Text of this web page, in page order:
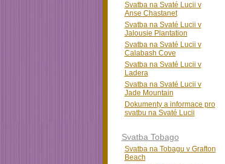
Svatba na Svaté Lucii v
Anse Chastanet
Svatba na Svaté Lucii v
Jalousie Plantation
Svatba na Svaté Lucii v
Calabash Cove
Svatba na Svaté Lucii v
Ladera
Svatba na Svaté Lucii v
Jade Mountain
Dokumenty a informace pro
svatbu na Svaté Lucii
Svatba Tobago
Svatba na Tobagu v Grafton
Beach